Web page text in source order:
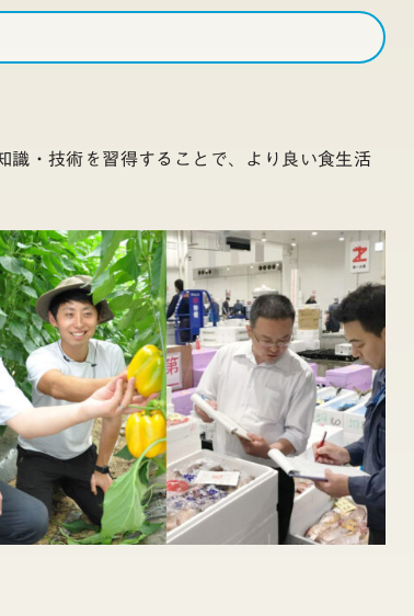
識・技術を習得することで、より良い食生活